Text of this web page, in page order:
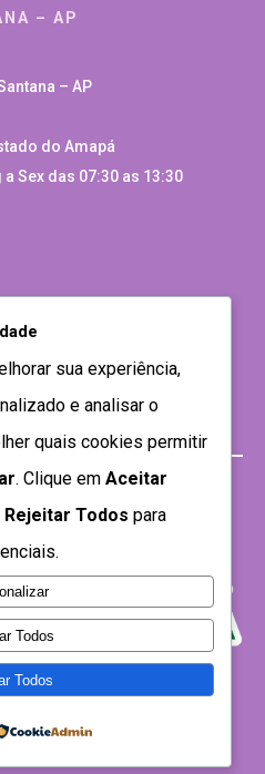
– AP
– AP
do Amapá
Sex das 07:30 as 13:30
sua experiência,
e analisar o
quais cookies permitir
. Clique em Aceitar
Rejeitar Todos para
Todos
Todos